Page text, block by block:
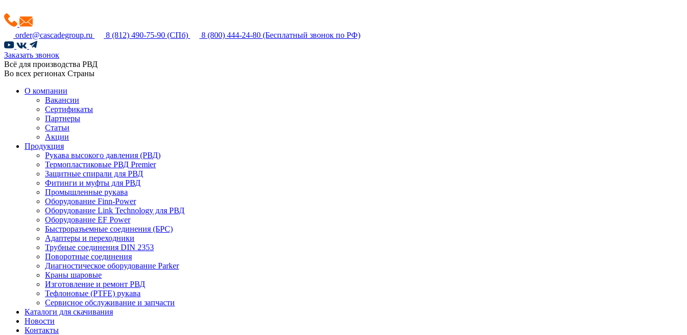
order@cascadegroup.ru 8 (812) 490-75-90 (СПб) 8 (800) 444-24-80 (Бесплатный звонок по РФ)
Заказать звонок
Всё для производства РВД
Во всех регионах Страны
О компании
Вакансии
Сертификаты
Партнеры
Статьи
Акции
Продукция
Рукава высокого давления (РВД)
Термопластиковые РВД Premier
Защитные спирали для РВД
Фитинги и муфты для РВД
Промышленные рукава
Оборудование Finn-Power
Оборудование Link Technology для РВД
Оборудование EF Power
Быстроразъемные соединения (БРС)
Адаптеры и переходники
Трубные соединения DIN 2353
Поворотные соединения
Диагностическое оборудование Parker
Краны шаровые
Изготовление и ремонт РВД
Тефлоновые (PTFE) рукава
Сервисное обслуживание и запчасти
Каталоги для скачивания
Новости
Контакты